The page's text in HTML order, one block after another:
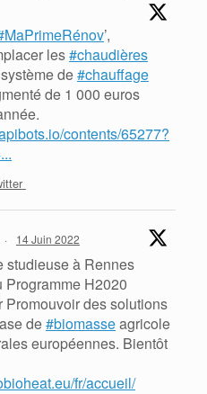
’,
les#chaudières
de#chauffage
de 1 000 euros
contents/65277?
· 14 Juin 2022
studieuse à Rennes
H2020
Promouvoir des solutions
de#biomasseagricole
européennes. Bientôt
fr/accueil/